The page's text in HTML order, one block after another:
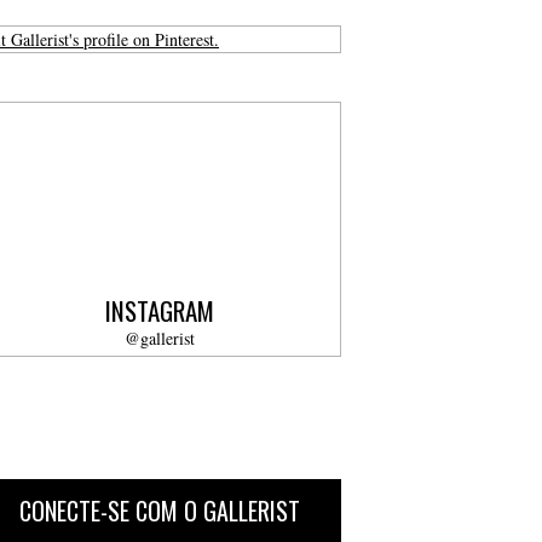
Gallerist's profile on Pinterest.
INSTAGRAM
@gallerist
CONECTE-SE COM O GALLERIST